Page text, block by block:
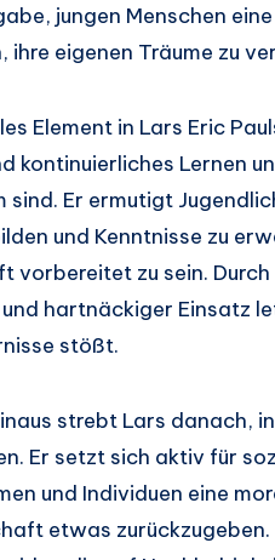
jungen Menschen
ihre eigenen Träume zu
Element in Lars Eric
kontinuierliches Lernen
sind. Er ermutigt
und Kenntnisse zu
vorbereitet zu sein.
hartnäckiger Einsatz
stößt.
strebt Lars danach,
Er setzt sich aktiv für
und Individuen eine
etwas